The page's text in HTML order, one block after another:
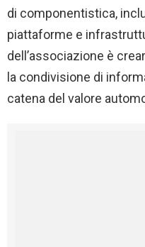
di componentistica,
piattaforme e
dell’associazione è
la condivisione di
catena del valore